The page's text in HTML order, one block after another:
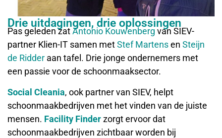
Drie uitdagingen, drie oplossingen
Pas geleden zatAntonio Kouwenberg van SIEV-
partner Klien-IT samen metStef Martensen Steijn
de Ridder aan tafel. Drie jonge ondernemers met
een passie voor de schoonmaaksector.
Social Cleania, ook partner van SIEV, helpt
schoonmaakbedrijven met het vinden van de juiste
mensen. Facility Finderzorgt ervoor dat
schoonmaakbedrijven zichtbaar worden bij